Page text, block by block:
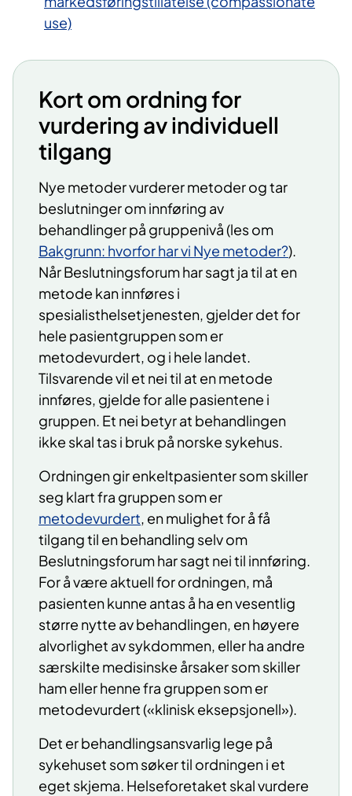
use)
Kort om ordning for
vurdering av individuell
tilgang
Nye metoder vurderer metoder og tar
beslutninger om innføring av
behandlinger på gruppenivå (les om
Bakgrunn: hvorfor har vi Nye metoder?).
Når Beslutningsforum har sagt ja til at en
metode kan innføres i
spesialisthelsetjenesten, gjelder det for
hele pasientgruppen som er
metodevurdert, og i hele landet.
Tilsvarende vil et nei til at en metode
innføres, gjelde for alle pasientene i
gruppen. Et nei betyr at behandlingen
ikke skal tas i bruk på norske sykehus.
Ordningen gir enkeltpasienter som skiller
seg klart fra gruppen som er
metodevurdert, en mulighet for å få
tilgang til en behandling selv om
Beslutningsforum har sagt nei til innføring.
For å være aktuell for ordningen, må
pasienten kunne antas å ha en vesentlig
større nytte av behandlingen, en høyere
alvorlighet av sykdommen, eller ha andre
særskilte medisinske årsaker som skiller
ham eller henne fra gruppen som er
metodevurdert («klinisk eksepsjonell»).
Det er behandlingsansvarlig lege på
sykehuset som søker til ordningen i et
eget skjema. Helseforetaket skal vurdere